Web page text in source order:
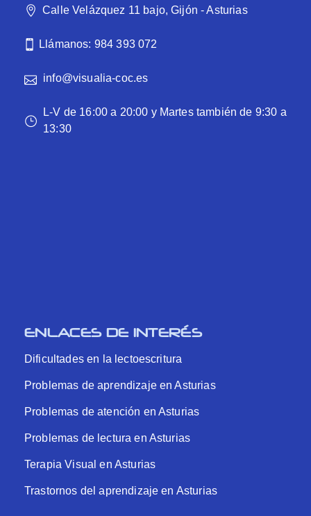
Calle Velázquez 11 bajo, Gijón - Asturias
Llámanos: 984 393 072
info@visualia-coc.es
L-V de 16:00 a 20:00 y Martes también de 9:30 a
13:30
ENLACES DE INTERÉS
Dificultades en la lectoescritura
Problemas de aprendizaje en Asturias
Problemas de atención en Asturias
Problemas de lectura en Asturias
Terapia Visual en Asturias
Trastornos del aprendizaje en Asturias